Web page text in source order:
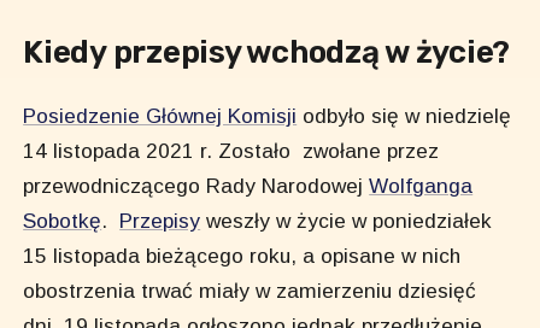
Kiedy przepisy wchodzą w życie?
Posiedzenie Głównej Komisji odbyło się w niedzielę
14 listopada 2021 r. Zostało zwołane przez
przewodniczącego Rady NarodowejWolfganga
Sobotkę. Przepisy weszły w życie w poniedziałek
15 listopada bieżącego roku, a opisane w nich
obostrzenia trwać miały w zamierzeniu dziesięć